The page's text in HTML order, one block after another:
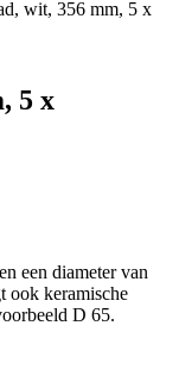
wit, 356 mm, 5 x
5 x
een diameter van
ook keramische
D 65.